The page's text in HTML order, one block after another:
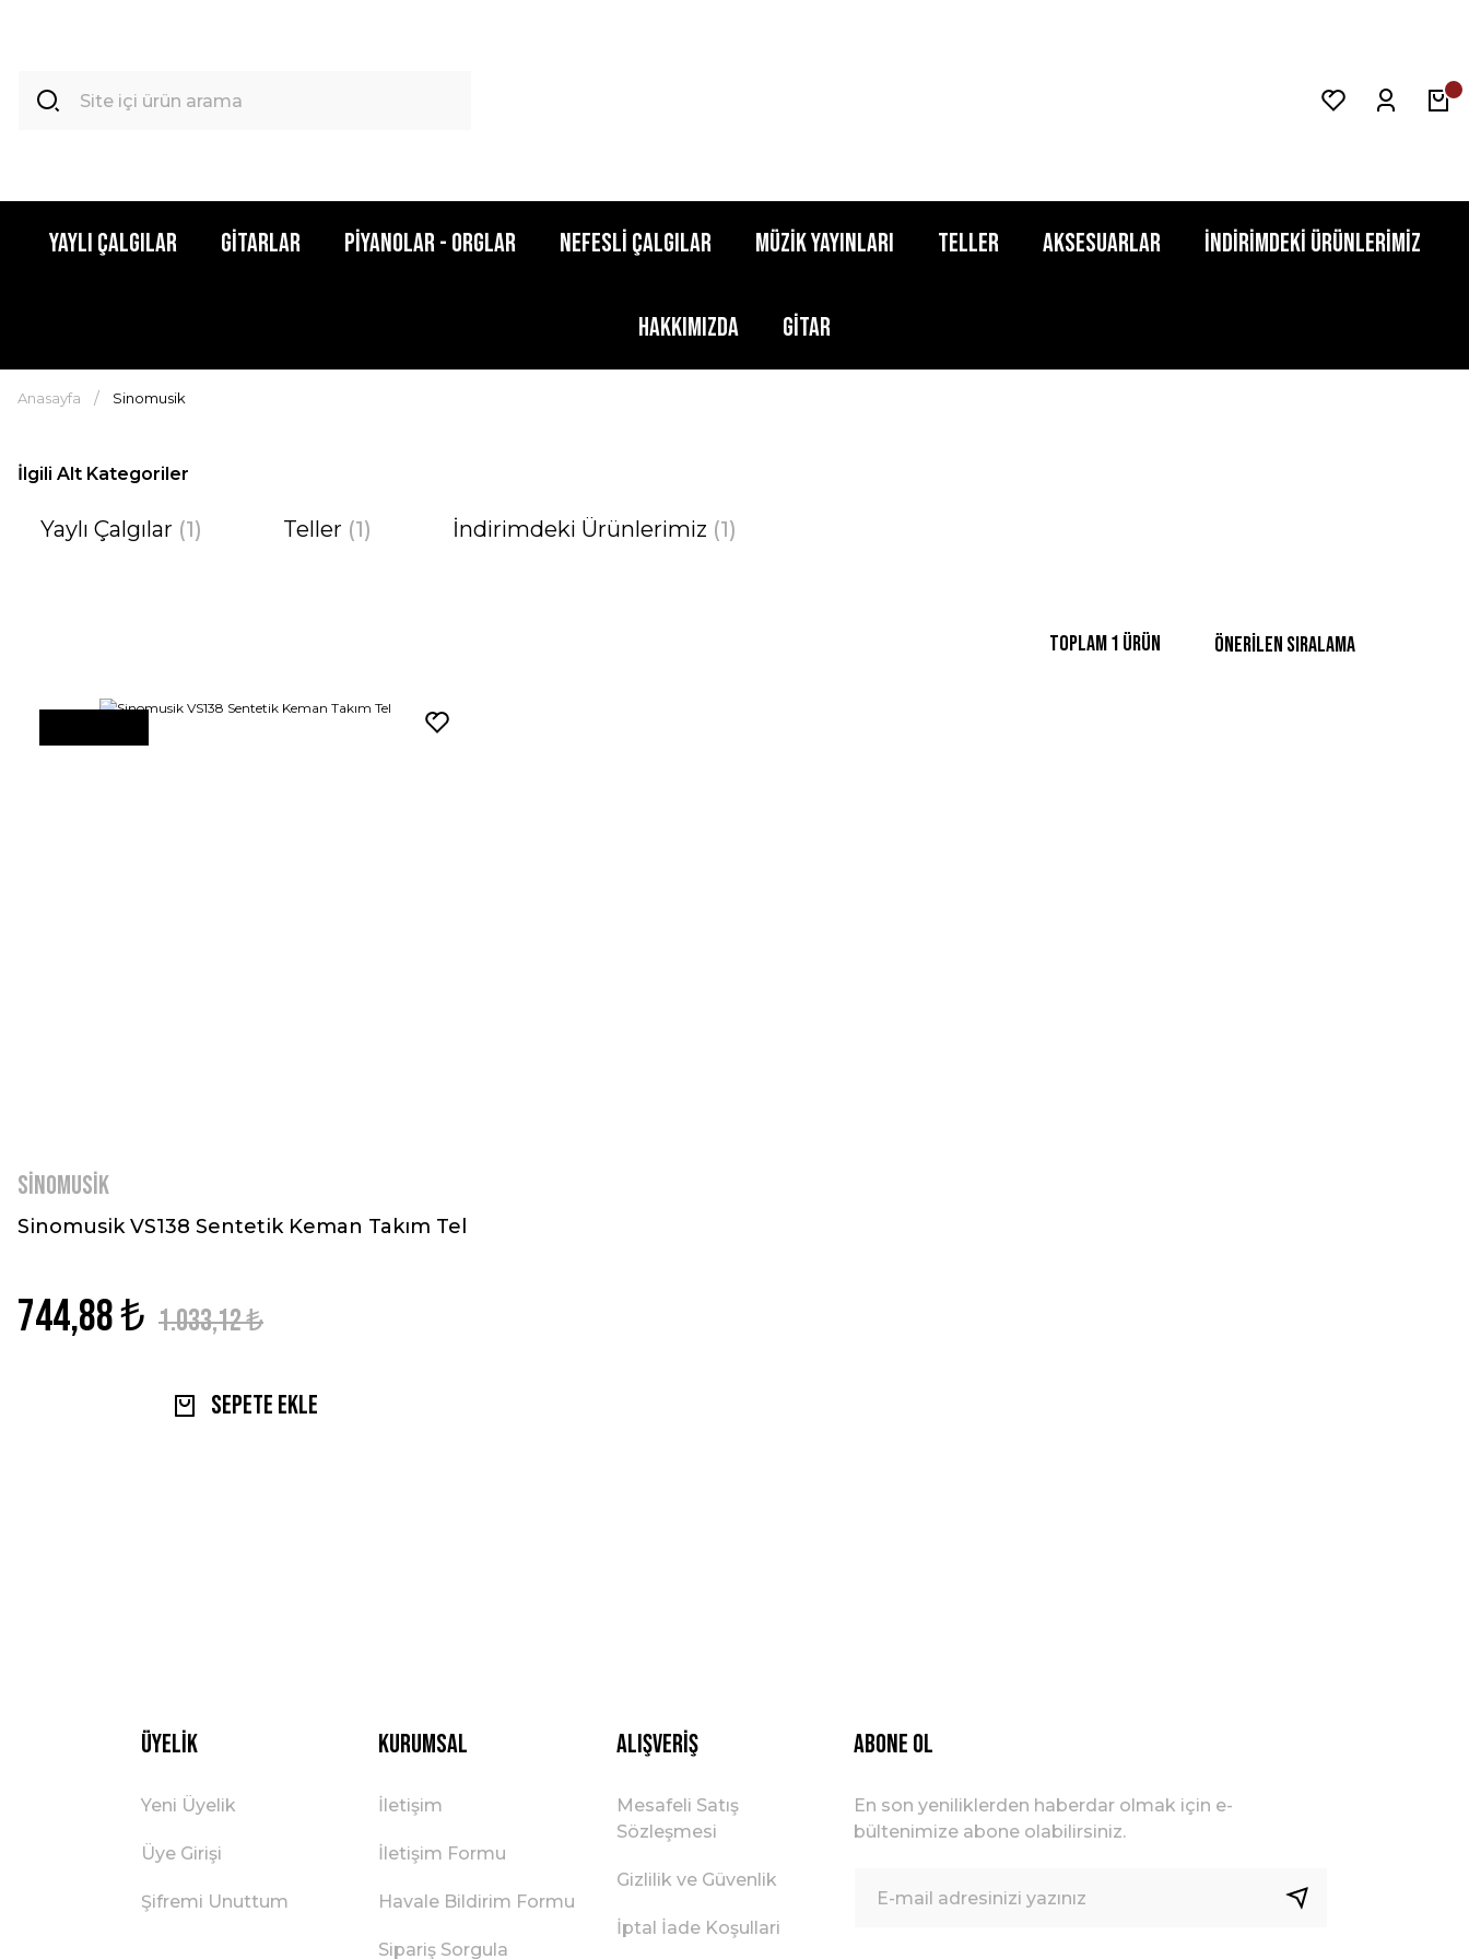
Yaylı Çalgılar Gitarlar Piyanolar - Orglar Nefesli Çalgılar Müzik Yayınları Teller Aksesuarlar İndirimdeki Ürünlerimiz
Hakkımızda Gitar
Anasayfa Sinomusik
İlgili Alt Kategoriler
Yaylı Çalgılar (1) Teller (1) İndirimdeki Ürünlerimiz (1)
Toplam 1 ürün
Sinomusik
Sinomusik VS138 Sentetik Keman Takım Tel
744,88 ₺ 1.033,12 ₺
Sepete Ekle
Üyelik
Yeni Üyelik
Üye Girişi
Şifremi Unuttum
Kurumsal
İletişim
İletişim Formu
Havale Bildirim Formu
Sipariş Sorgula
Alışveriş
Mesafeli Satış
Sözleşmesi
Gizlilik ve Güvenlik
İptal İade Koşullari
ABONE OL
En son yeniliklerden haberdar olmak için e-
bültenimize abone olabilirsiniz.